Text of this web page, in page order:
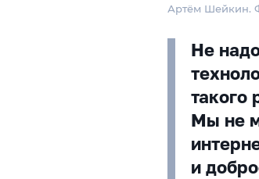
Артём Шейкин.
Не
такого
Мы не
и